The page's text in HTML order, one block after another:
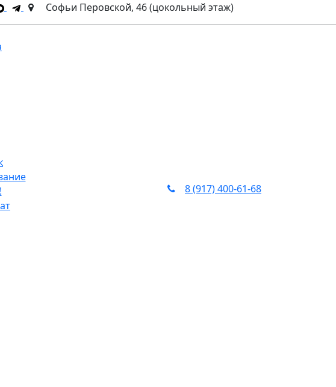
​Софьи Перовской, 46​ (цокольный этаж)
8 (917) 400‑61‑68